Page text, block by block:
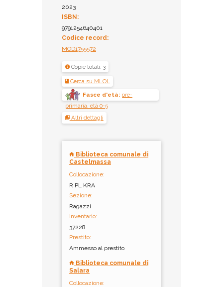
Inventario:
Prestito:
2023
ISBN:
9791254640401
Codice record:
MOD1755572
Copie totali: 3
Cerca su MLOL
Fasce d'età: pre-
primaria, età 0-5
Altri dettagli
Biblioteca comunale di
Castelmassa
Collocazione:
R PL KRA
Sezione:
Ragazzi
Inventario:
37228
Prestito:
Ammesso al prestito
Biblioteca comunale di
Salara
Collocazione: